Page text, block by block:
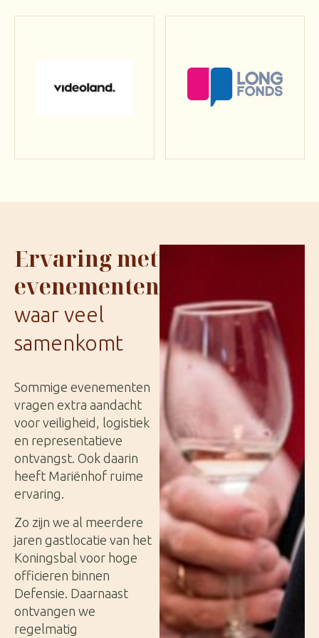
Ervaring met
evenementen
waar veel
samenkomt
Sommige evenementen
vragen extra aandacht
voor veiligheid, logistiek
en representatieve
ontvangst. Ook daarin
heeft Mariënhof ruime
ervaring.
Zo zijn we al meerdere
jaren gastlocatie van het
Koningsbal voor hoge
officieren binnen
Defensie. Daarnaast
ontvangen we
regelmatig